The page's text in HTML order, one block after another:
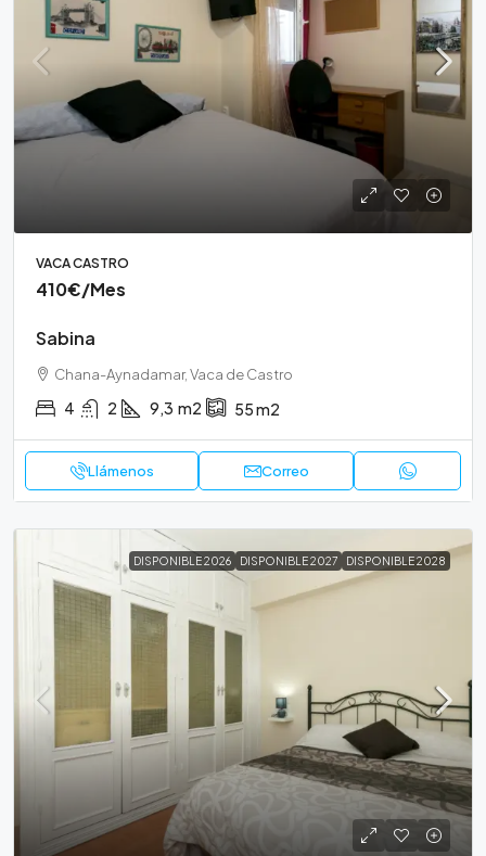
VACA CASTRO
410€/Mes
Sabina
Chana-Aynadamar, Vaca de Castro
4 2 9,3 m2 55m2
Llámenos Correo
DISPONIBLE 2026 DISPONIBLE 2027 DISPONIBLE 2028